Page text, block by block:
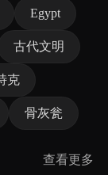
Egypt
古代文明
克
骨灰瓮
查看更多